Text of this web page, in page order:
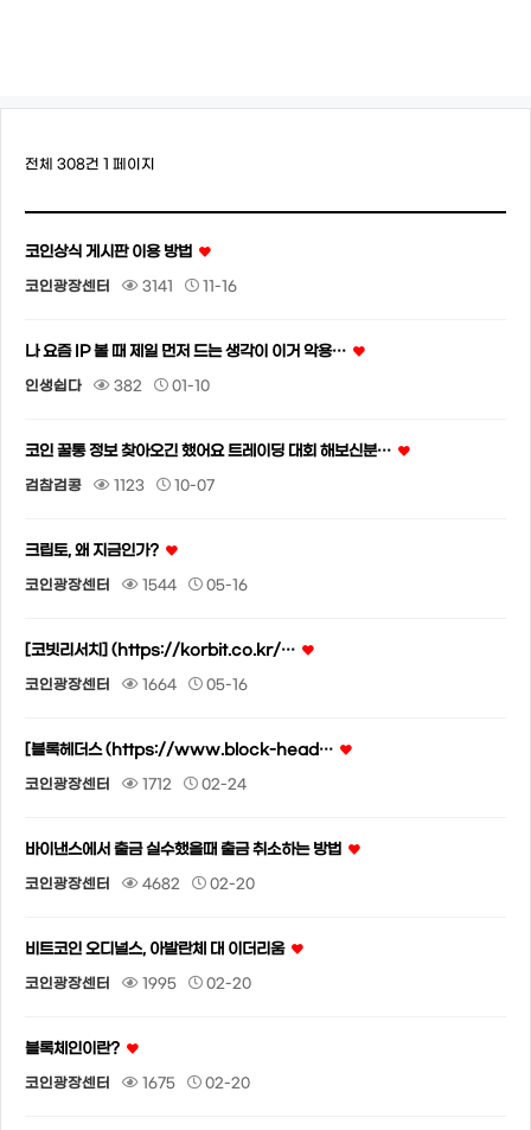
전체 308건 1 페이지
코인상식 게시판 이용 방법
코인광장센터 3141 11-16
나 요즘 IP 볼 때 제일 먼저 드는 생각이 이거 악용…
인생쉽다 382 01-10
코인 꿀통 정보 찾아오긴 했어요 트레이딩 대회 해보신분…
검참검콩 1123 10-07
크립토, 왜 지금인가?
코인광장센터 1544 05-16
[코빗리서치] (https://korbit.co.kr/…
코인광장센터 1664 05-16
[블록헤더스 (https://www.block-head…
코인광장센터 1712 02-24
바이낸스에서 출금 실수했을때 출금 취소하는 방법
코인광장센터 4682 02-20
비트코인 오디널스, 아발란체 대 이더리움
코인광장센터 1995 02-20
블록체인이란?
코인광장센터 1675 02-20